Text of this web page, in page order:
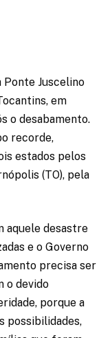
Ponte Juscelino
em
o desabamento.
recorde,
estados pelos
(TO), pela
aquele desastre
e o Governo
precisa ser
o devido
porque a
possibilidades,